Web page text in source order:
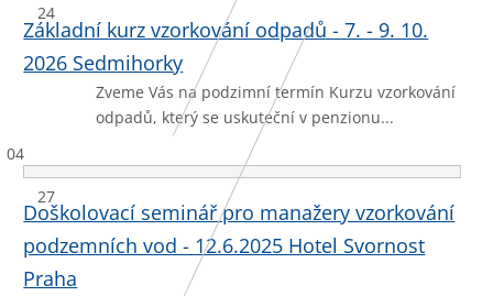
24
Základní kurz vzorkování odpadů - 7. - 9. 10.
2026 Sedmihorky
Zveme Vás na podzimní termín Kurzu vzorkování
odpadů, který se uskuteční v penzionu...
27
04
Doškolovací seminář pro manažery vzorkování
podzemních vod - 12.6.2025 Hotel Svornost
Praha